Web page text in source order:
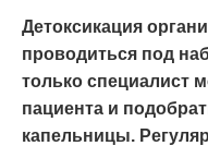
Детоксикация
проводиться под
только специалист
пациента и
капельницы.